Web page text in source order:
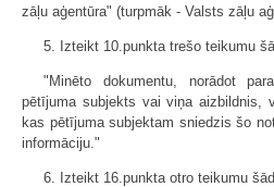
zāļu aģentūra" (turpmāk - Valsts zāļu
5. Izteikt 10.punkta trešo teikumu
"Minēto dokumentu, norādot
pētījuma subjekts vai viņa aizbildnis,
kas pētījuma subjektam sniedzis šo
informāciju."
6. Izteikt 16.punkta otro teikumu